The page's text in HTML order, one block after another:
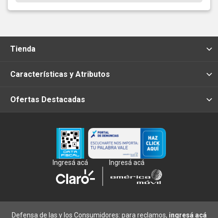
Tienda
Características y Atributos
Ofertas Destacadas
Ingresá acá Ingresá acá
Defensa de las y los Consumidores: para reclamos, ingresá acá